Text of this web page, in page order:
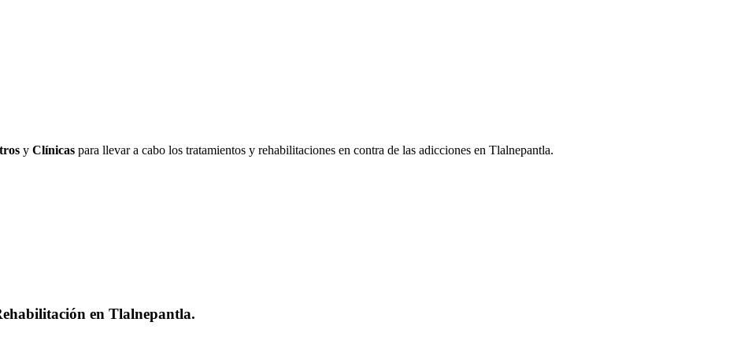
y Clínicas para llevar a cabo los tratamientos y rehabilitaciones en contra de las adicciones en Tlalnepantla.
en Tlalnepantla.